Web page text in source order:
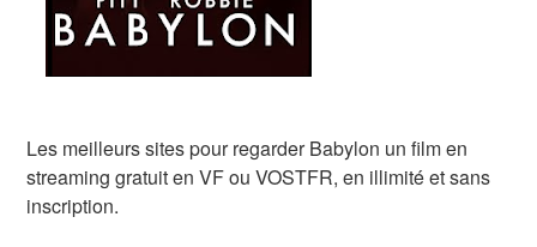
Les meilleurs sites pour regarder Babylon un film en
streaming gratuit en VF ou VOSTFR, en illimité et sans
inscription.